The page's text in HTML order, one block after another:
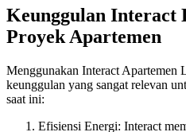
Keunggulan Interact
Proyek Apartemen
Menggunakan Interact Apartemen
keunggulan yang sangat relevan
saat ini:
Efisiensi Energi: Interact